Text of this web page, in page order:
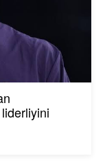
liderliyini